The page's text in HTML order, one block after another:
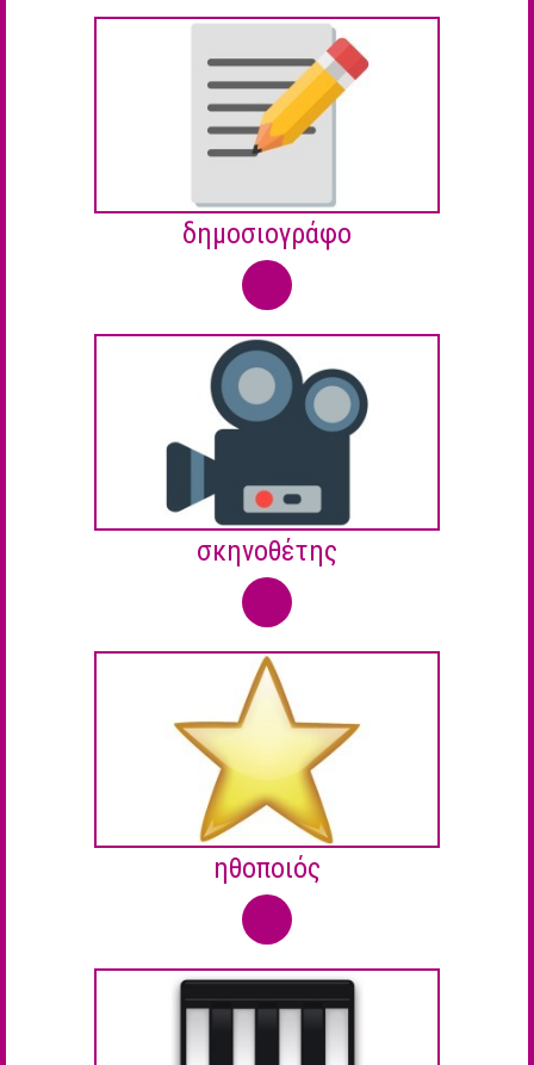
δημοσιογράφο
σκηνοθέτης
ηθοποιός